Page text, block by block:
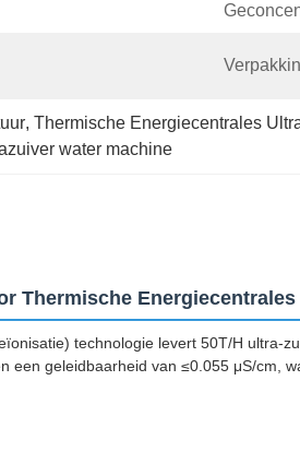
, Thermische Energiecentrales
water machine
Thermische Energiecentrales
technologie levert 50T/H ultra-
een geleidbaarheid van ≤0.055 μS/cm,